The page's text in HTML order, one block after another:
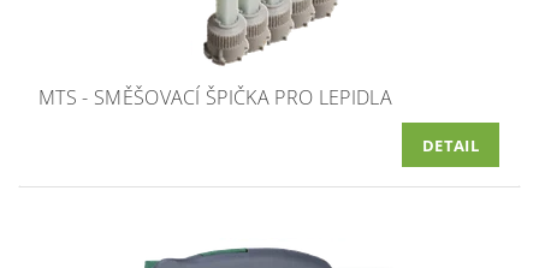
MTS - SMĚŠOVACÍ ŠPIČKA PRO LEPIDLA
DETAIL